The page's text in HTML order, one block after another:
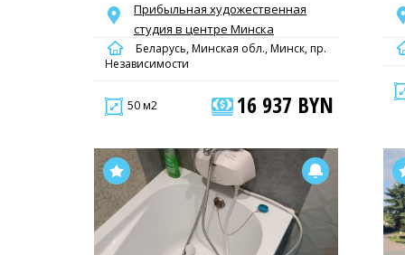
Прибыльная художественная
студия в центре Минска
Беларусь, Минская обл., Минск, пр.
Независимости
50 м2 16 937 BYN